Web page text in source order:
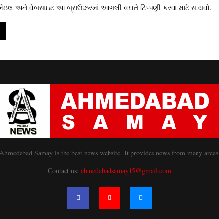
અને વેબસાઇટ આ બ્રાઉઝરમાં આગલી વખતે ટિપ્પણી કરવા માટે સાચવો.
Ahmedabad Samay is the best news website. It provides news from many
Contact us: ahmedabadsamay15@gmail.com